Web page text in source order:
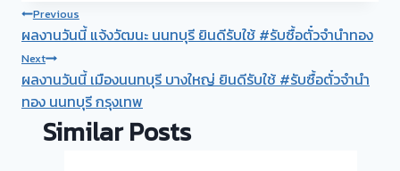
Post
navigation
Previous
ผลงานวันนี้ แจ้งวัฒนะ นนทบุรี ยินดีรับใช้ #รับซื้อตั๋วจำนำทอง
Next
ผลงานวันนี้ เมืองนนทบุรี บางใหญ่ ยินดีรับใช้ #รับซื้อตั๋วจำนำ
ทอง นนทบุรี กรุงเทพ
Similar Posts